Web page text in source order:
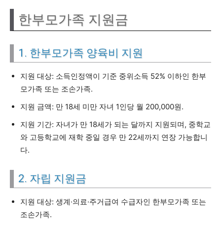
한부모가족 지원금
1. 한부모가족 양육비 지원
지원 대상: 소득인정액이 기준 중위소득 52% 이하인 한부
모가족 또는 조손가족.
지원 금액: 만 18세 미만 자녀 1인당 월 200,000원.
지원 기간: 자녀가 만 18세가 되는 달까지 지원되며, 중학교
와 고등학교에 재학 중일 경우 만 22세까지 연장 가능합니
다.
2. 자립 지원금
지원 대상: 생계·의료·주거급여 수급자인 한부모가족 또는
조손가족.